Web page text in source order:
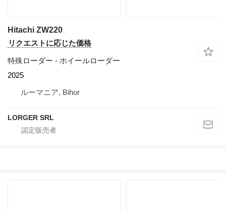
Hitachi ZW220
リクエストに応じた価格
特殊ローダー - ホイールローダー
2025
ルーマニア, Bihor
LORGER SRL